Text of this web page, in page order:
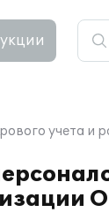
учета